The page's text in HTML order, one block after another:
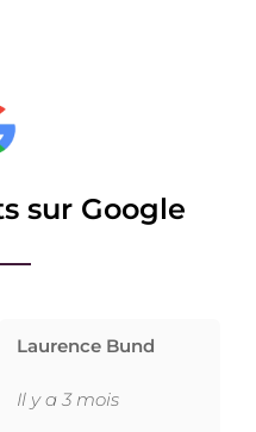
sur Google
Laurence Bund
Il y a 3 mois